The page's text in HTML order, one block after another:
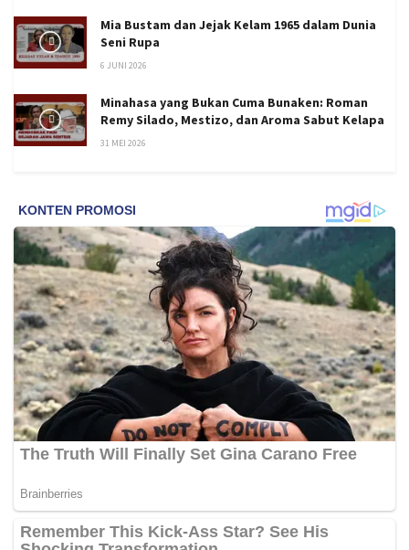
Mia Bustam dan Jejak Kelam 1965 dalam Dunia
Seni Rupa
6 JUNI 2026
Minahasa yang Bukan Cuma Bunaken: Roman
Remy Silado, Mestizo, dan Aroma Sabut Kelapa
31 MEI 2026